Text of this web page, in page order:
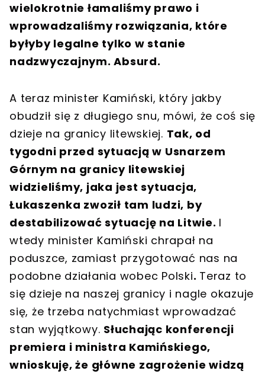
wielokrotnie łamaliśmy prawo i
wprowadzaliśmy rozwiązania, które
byłyby legalne tylko w stanie
nadzwyczajnym. Absurd.
A teraz minister Kamiński, który jakby
obudził się z długiego snu, mówi, że coś się
dzieje na granicy litewskiej. Tak, od
tygodni przed sytuacją w Usnarzem
Górnym na granicy litewskiej
widzieliśmy, jaka jest sytuacja,
Łukaszenka zwoził tam ludzi, by
destabilizować sytuację na Litwie. I
wtedy minister Kamiński chrapał na
poduszce, zamiast przygotować nas na
podobne działania wobec Polski. Teraz to
się dzieje na naszej granicy i nagle okazuje
się, że trzeba natychmiast wprowadzać
stan wyjątkowy. Słuchając konferencji
premiera i ministra Kamińskiego,
wnioskuję, że główne zagrożenie widzą